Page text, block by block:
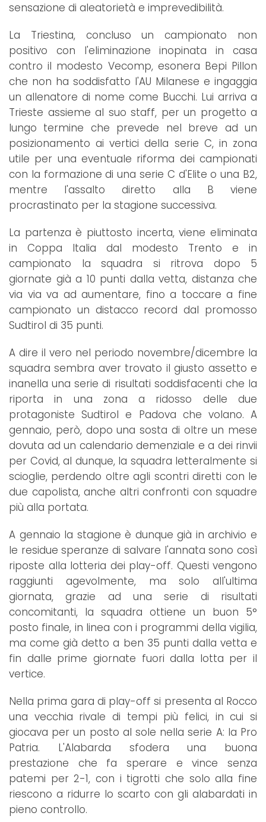
sensazione di aleatorietà e imprevedibilità.
La Triestina, concluso un campionato non
positivo con l'eliminazione inopinata in casa
contro il modesto Vecomp, esonera Bepi Pillon
che non ha soddisfatto l'AU Milanese e ingaggia
un allenatore di nome come Bucchi. Lui arriva a
Trieste assieme al suo staff, per un progetto a
lungo termine che prevede nel breve ad un
posizionamento ai vertici della serie C, in zona
utile per una eventuale riforma dei campionati
con la formazione di una serie C d'Elite o una B2,
mentre l'assalto diretto alla B viene
procrastinato per la stagione successiva.
La partenza è piuttosto incerta, viene eliminata
in Coppa Italia dal modesto Trento e in
campionato la squadra si ritrova dopo 5
giornate già a 10 punti dalla vetta, distanza che
via via va ad aumentare, fino a toccare a fine
campionato un distacco record dal promosso
Sudtirol di 35 punti.
A dire il vero nel periodo novembre/dicembre la
squadra sembra aver trovato il giusto assetto e
inanella una serie di risultati soddisfacenti che la
riporta in una zona a ridosso delle due
protagoniste Sudtirol e Padova che volano. A
gennaio, però, dopo una sosta di oltre un mese
dovuta ad un calendario demenziale e a dei rinvii
per Covid, al dunque, la squadra letteralmente si
scioglie, perdendo oltre agli scontri diretti con le
due capolista, anche altri confronti con squadre
più alla portata.
A gennaio la stagione è dunque già in archivio e
le residue speranze di salvare l'annata sono così
riposte alla lotteria dei play-off. Questi vengono
raggiunti agevolmente, ma solo all'ultima
giornata, grazie ad una serie di risultati
concomitanti, la squadra ottiene un buon 5°
posto finale, in linea con i programmi della vigilia,
ma come già detto a ben 35 punti dalla vetta e
fin dalle prime giornate fuori dalla lotta per il
vertice.
Nella prima gara di play-off si presenta al Rocco
una vecchia rivale di tempi più felici, in cui si
giocava per un posto al sole nella serie A: la Pro
Patria. L'Alabarda sfodera una buona
prestazione che fa sperare e vince senza
patemi per 2-1, con i tigrotti che solo alla fine
riescono a ridurre lo scarto con gli alabardati in
pieno controllo.